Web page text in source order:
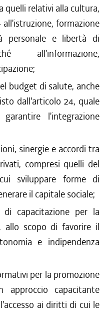
quelli relativi alla cultura,
formazione
personale e libertà di
all'informazione,
budget di salute, anche
dall'articolo 24, quale
l'integrazione
sinergie e accordi tra
compresi quelli del
sviluppare forme di
il capitale sociale;
di capacitazione per la
allo scopo di favorire il
e indipendenza
per la promozione
capacitante
ai diritti di cui le